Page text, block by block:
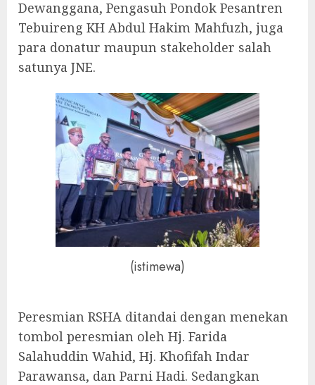
Dewanggana, Pengasuh Pondok Pesantren
Tebuireng KH Abdul Hakim Mahfuzh, juga
para donatur maupun stakeholder salah
satunya JNE.
(istimewa)
Peresmian RSHA ditandai dengan menekan
tombol peresmian oleh Hj. Farida
Salahuddin Wahid, Hj. Khofifah Indar
Parawansa, dan Parni Hadi. Sedangkan